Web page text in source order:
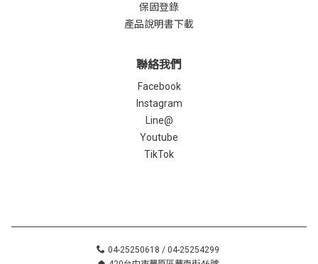
保固登錄
產品說明書下載
聯絡我們
Facebook
Instagram
Line@
Youtube
TikTok
04-25250618 / 04-25254299